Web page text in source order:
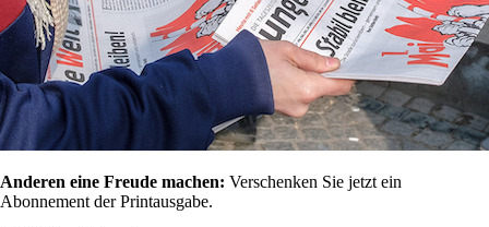
Anderen eine Freude machen: Verschenken Sie jetzt ein
Abonnement der Printausgabe.